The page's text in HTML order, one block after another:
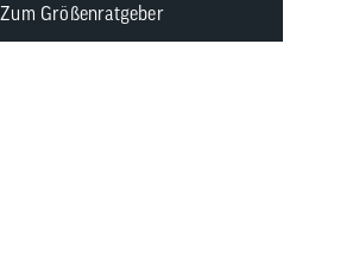
Zum Größenratgeber